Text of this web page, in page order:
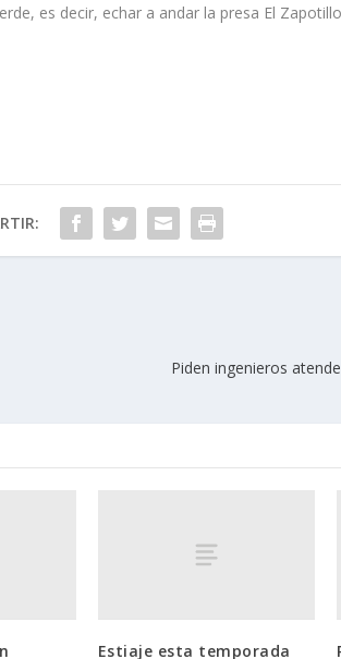
es decir, echar a andar la presa El
Piden ingenieros
Estiaje esta temporada